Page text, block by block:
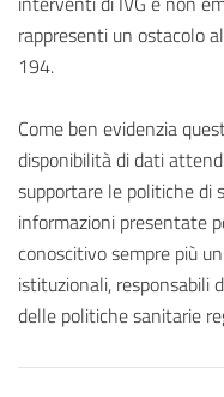
rappresenti un ostacolo
194.
Come ben evidenzia
disponibilità di dati
supportare le politiche di
informazioni presentate
conoscitivo sempre più
istituzionali, responsabili
delle politiche sanitarie